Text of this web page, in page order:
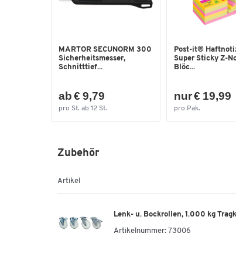
MARTOR SECUNORM 300
Sicherheitsmesser,
Schnitttief...
ab € 9,79
pro St. ab 12 St.
Post-it®
Super Sticky Z-
Blöc...
nur € 19,99
pro Pak.
Zubehör
Artikel
Lenk- u. Bockrollen, 1.000 kg
Artikelnummer: 73006